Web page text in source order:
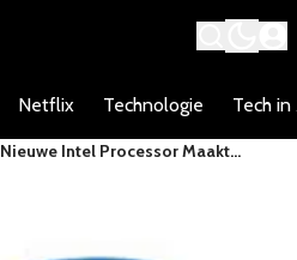
Netflix Technologie Tech in
Nieuwe Intel Processor Maakt